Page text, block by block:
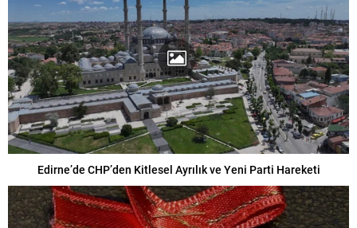
Edirne’de CHP’den Kitlesel Ayrılık ve Yeni Parti Hareketi